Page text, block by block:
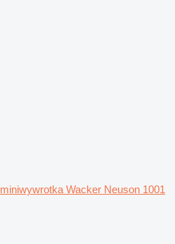
miniwywrotka Wacker Neuson 1001